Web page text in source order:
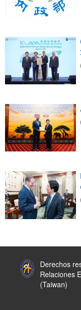
Derechos
Relaciones
(Taiwan)